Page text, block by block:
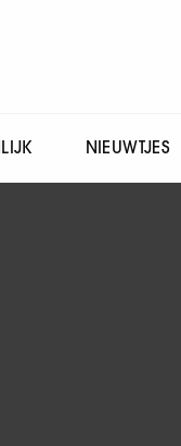
NIEUWTJES